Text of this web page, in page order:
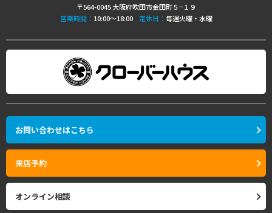
〒564-0045 大阪府吹田市金田町５−１９
営業時間： 10:00〜18:00 定休日： 毎週火曜・水曜
お問い合わせはこちら
来店予約
オンライン相談